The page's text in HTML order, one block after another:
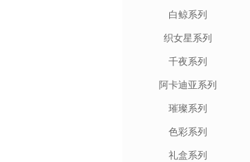
白鲸系列
织女星系列
千夜系列
阿卡迪亚系列
璀璨系列
色彩系列
礼盒系列